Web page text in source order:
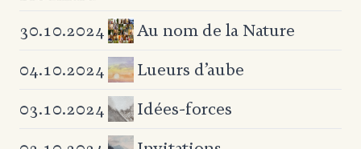
30.10.2024
Au nom de la Nature
04.10.2024 Lueurs d’aube
03.10.2024 Idées-forces